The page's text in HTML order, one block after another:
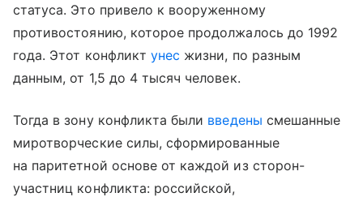
статуса. Это привело к вооруженному
противостоянию, которое продолжалось до 1992
года. Этот конфликт унес жизни, по разным
данным, от 1,5 до 4 тысяч человек.
Тогда в зону конфликта были введены смешанные
миротворческие силы, сформированные
на паритетной основе от каждой из сторон-
участниц конфликта: российской,